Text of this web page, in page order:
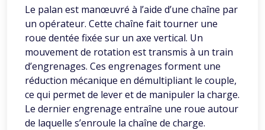
Le palan est manœuvré à l’aide d’une chaîne par
un opérateur. Cette chaîne fait tourner une
roue dentée fixée sur un axe vertical. Un
mouvement de rotation est transmis à un train
d’engrenages. Ces engrenages forment une
réduction mécanique en démultipliant le couple,
ce qui permet de lever et de manipuler la charge.
Le dernier engrenage entraîne une roue autour
de laquelle s’enroule la chaîne de charge.